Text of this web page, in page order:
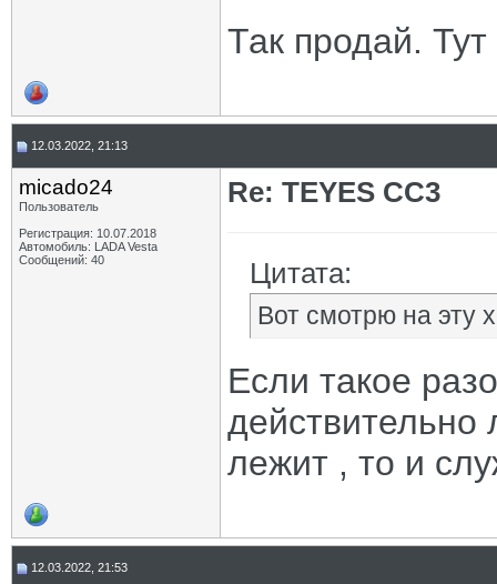
Так продай.
12.03.2022, 21:13
micado24
Пользователь
Регистрация: 10.07.2018
Автомобиль: LADA Vesta
Сообщений: 40
Re: TEYES CC3
Цитата:
Вот смотрю на эту
Если такое
лежит , то и
12.03.2022, 21:53